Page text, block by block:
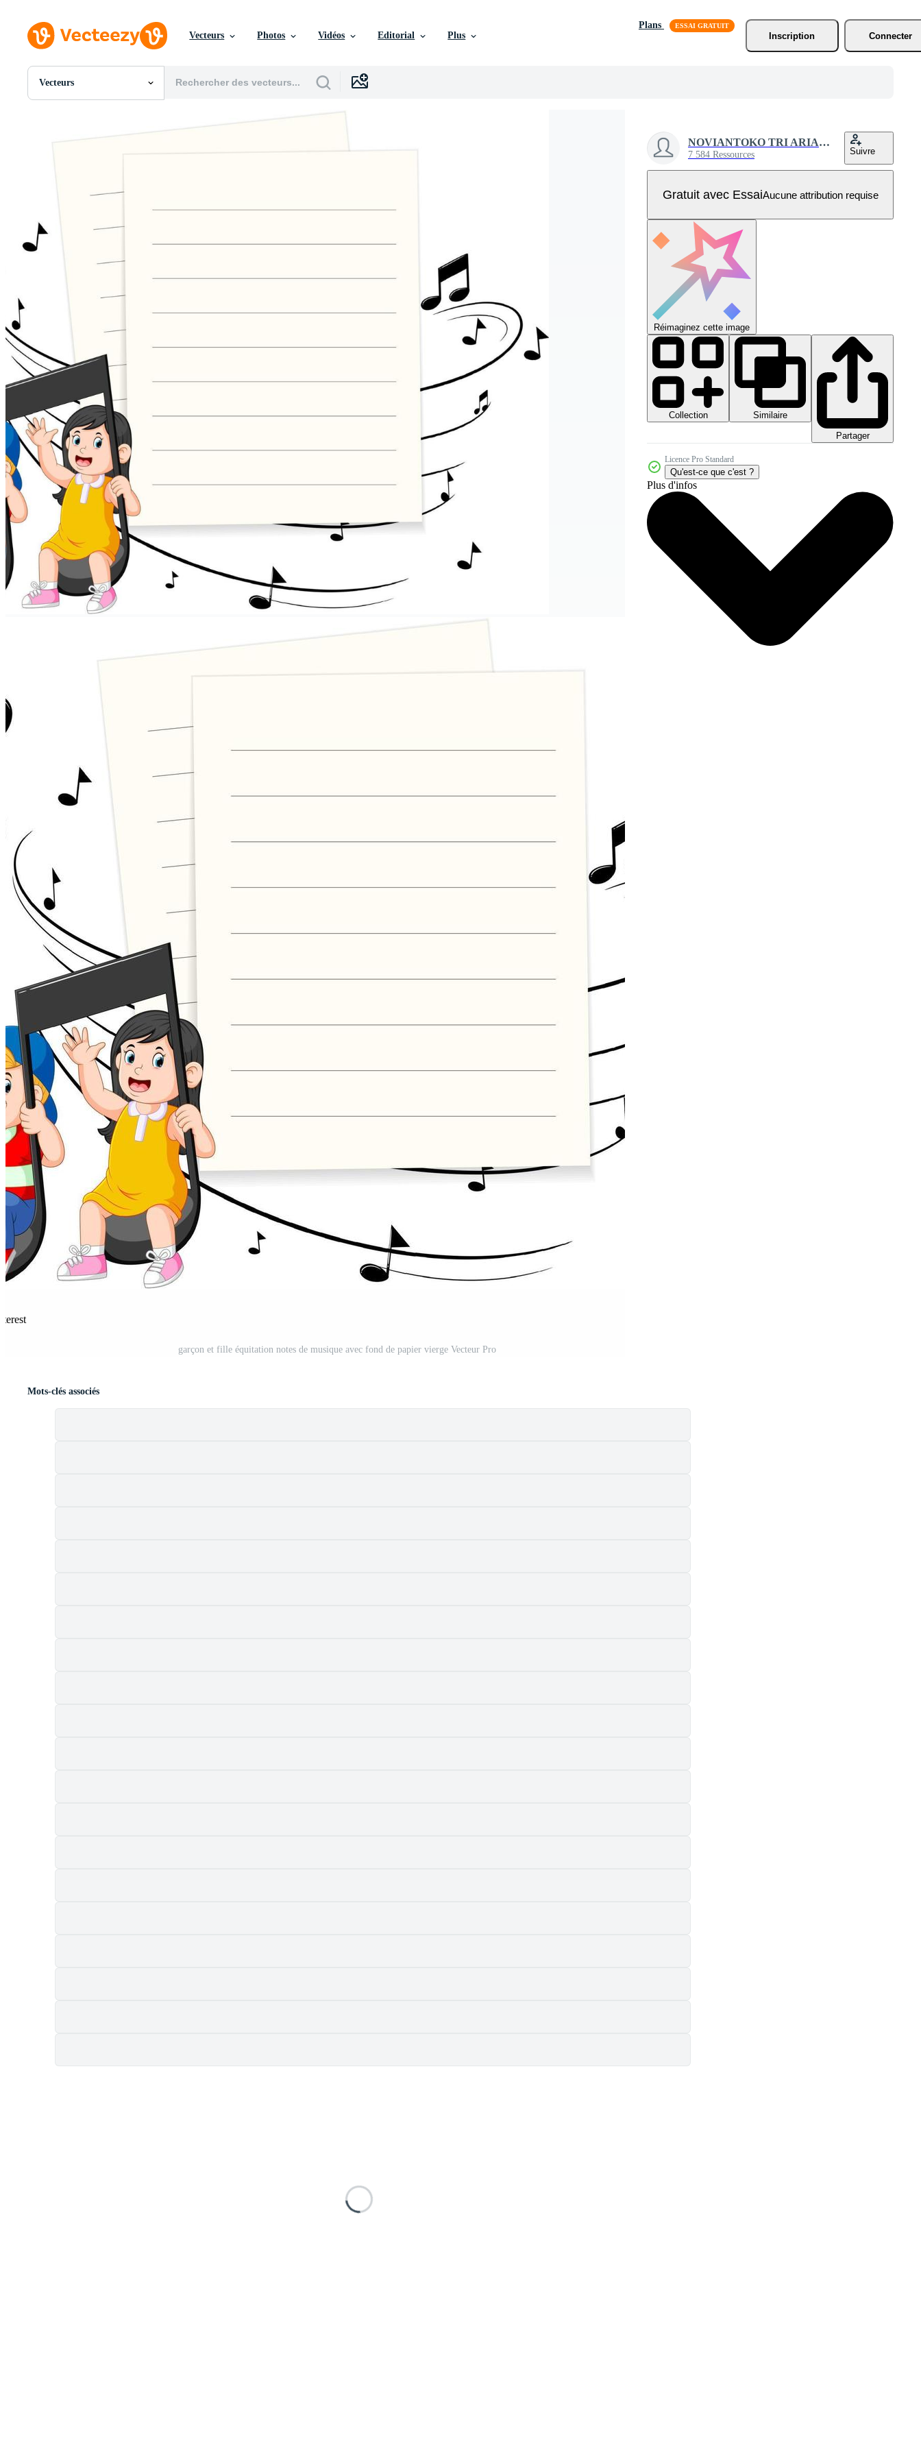
Vecteurs Photos Vidéos Editorial Plus
Plans
Inscription
Connecter
Vecteurs
Toutes Images
Images Éditoriales
garçon et fille équitation notes de musique avec fond de papier vierge Vecteur Pro
NOVIANTOKO TRI ARIANTO
7 584 Ressources Suivre
Gratuit avec EssaiAucune attribution requise
Réimaginez cette image
Collection
Similaire
Partager
Licence Pro Standard
Qu'est-ce que c'est ?
Plus d'infos
Mots-clés associés